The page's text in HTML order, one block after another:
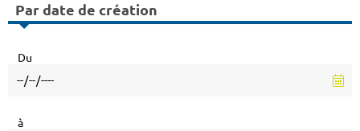
Par date de création
Du
à